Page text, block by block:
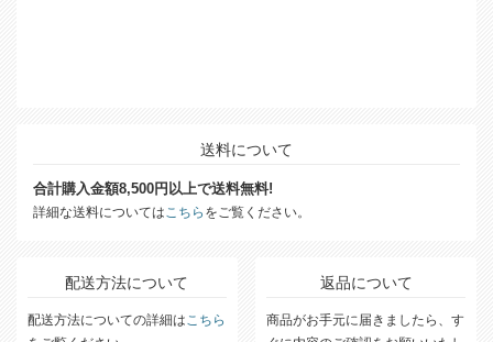
送料について
配送方法について 返品について